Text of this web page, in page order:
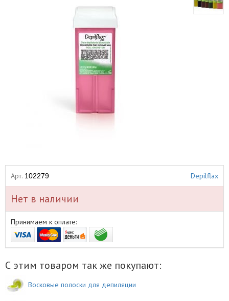
Арт. 102279 Depilflax
Нет в наличии
Принимаем к оплате:
С этим товаром так же покупают:
Восковые полоски для депиляции